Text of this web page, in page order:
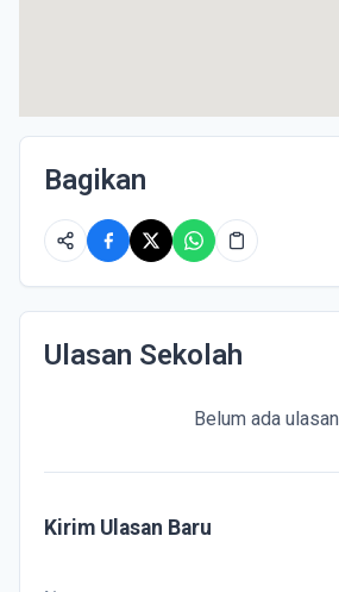
Bagikan
Ulasan Sekolah
Belum ada ulasan
Kirim Ulasan Baru